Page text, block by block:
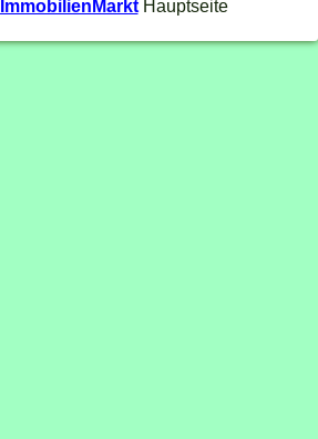
ImmobilienMarktHauptseite